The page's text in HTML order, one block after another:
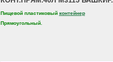
Пищевой пластиковый контейнер
Прямоугольный.